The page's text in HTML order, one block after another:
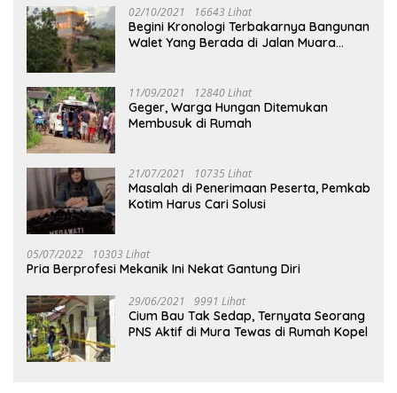
02/10/2021 16643 Lihat
Begini Kronologi Terbakarnya Bangunan
Walet Yang Berada di Jalan Muara
11/09/2021 12840 Lihat
Geger, Warga Hungan Ditemukan
Membusuk di Rumah
21/07/2021 10735 Lihat
Masalah di Penerimaan Peserta, Pemkab
Kotim Harus Cari Solusi
05/07/2022 10303 Lihat
Pria Berprofesi Mekanik Ini Nekat Gantung Diri
29/06/2021 9991 Lihat
Cium Bau Tak Sedap, Ternyata Seorang
PNS Aktif di Mura Tewas di Rumah Kopel